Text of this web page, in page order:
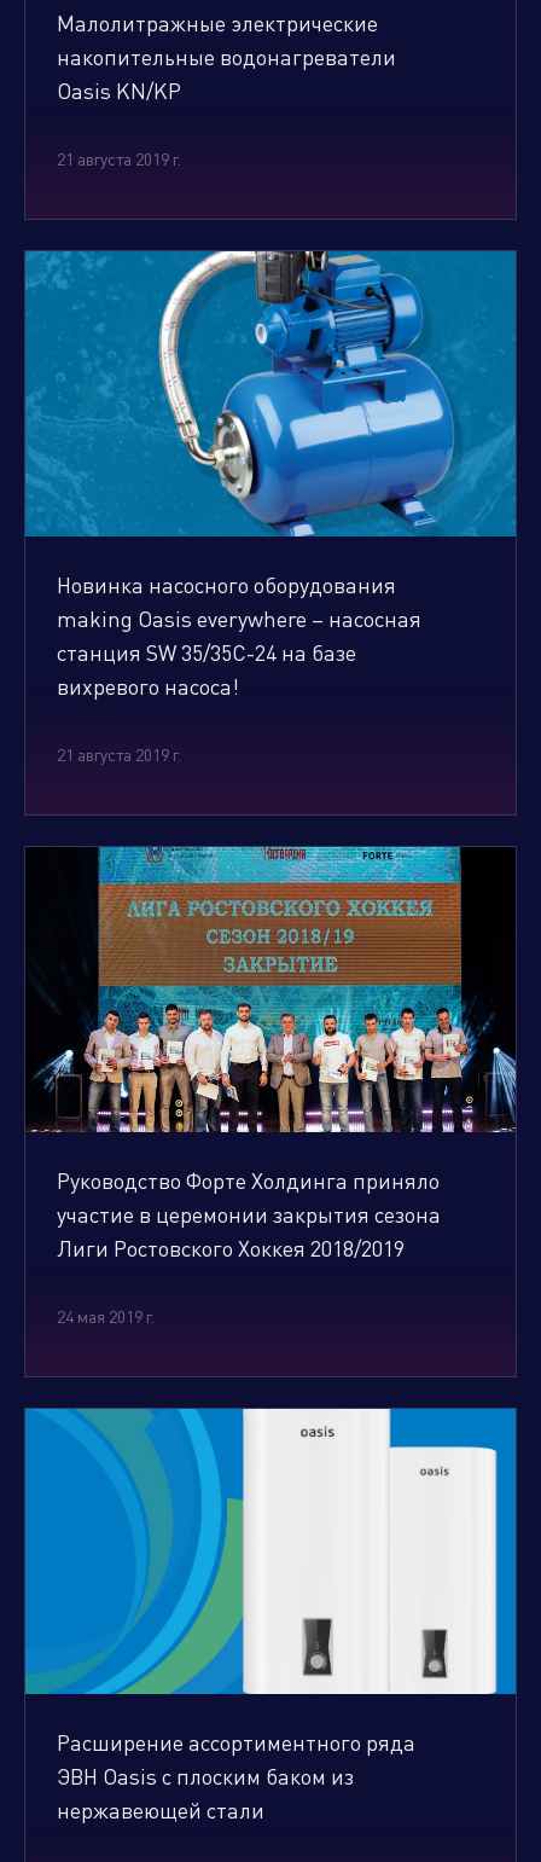
Малолитражные электрические
накопительные водонагреватели
Oasis KN/KP
21 августа 2019 г.
Новинка насосного оборудования
making Oasis everywhere – насосная
станция SW 35/35C-24 на базе
вихревого насоса!
21 августа 2019 г.
Руководство Форте Холдинга приняло
участие в церемонии закрытия сезона
Лиги Ростовского Хоккея 2018/2019
24 мая 2019 г.
Расширение ассортиментного ряда
ЭВН Oasis с плоским баком из
нержавеющей стали